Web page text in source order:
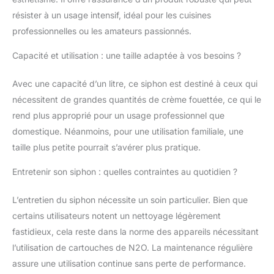
résister à un usage intensif, idéal pour les cuisines
professionnelles ou les amateurs passionnés.
Capacité et utilisation : une taille adaptée à vos besoins ?
Avec une capacité d’un litre, ce siphon est destiné à ceux qui
nécessitent de grandes quantités de crème fouettée, ce qui le
rend plus approprié pour un usage professionnel que
domestique. Néanmoins, pour une utilisation familiale, une
taille plus petite pourrait s’avérer plus pratique.
Entretenir son siphon : quelles contraintes au quotidien ?
L’entretien du siphon nécessite un soin particulier. Bien que
certains utilisateurs notent un nettoyage légèrement
fastidieux, cela reste dans la norme des appareils nécessitant
l’utilisation de cartouches de N2O. La maintenance régulière
assure une utilisation continue sans perte de performance.